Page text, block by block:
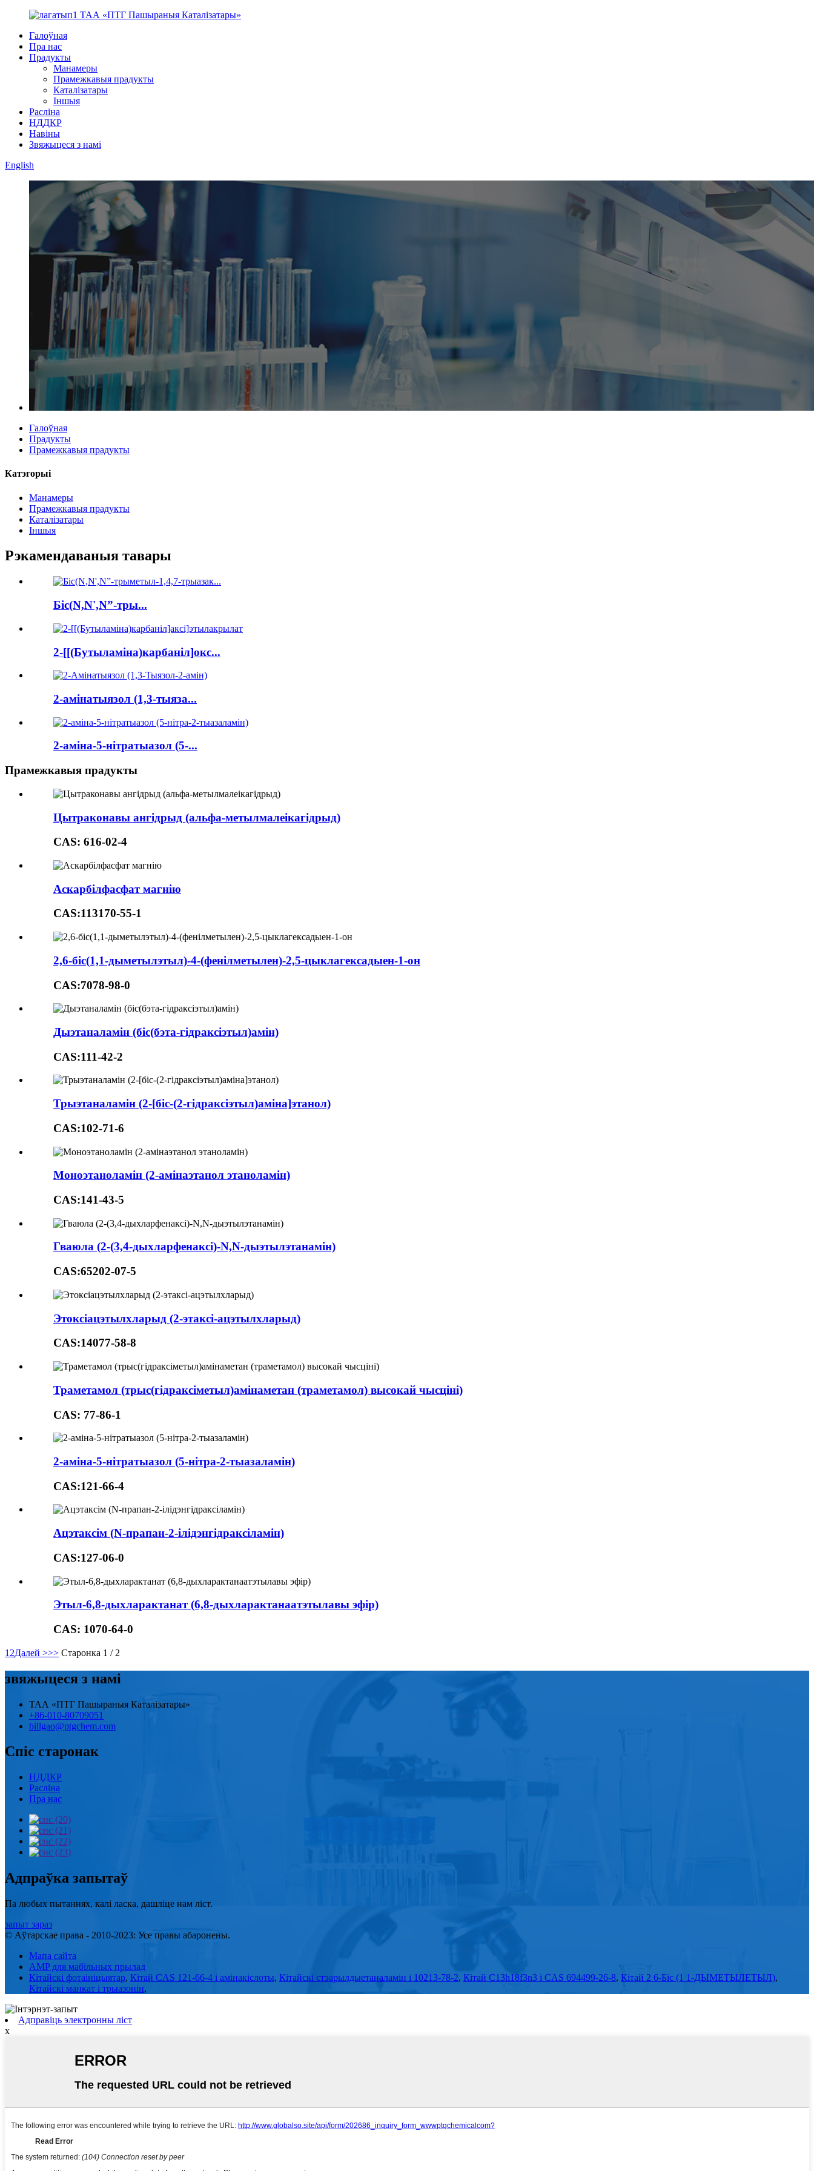
ТАА «ПТГ Пашыраныя Каталізатары»
Галоўная
Пра нас
Прадукты
Манамеры
Прамежкавыя прадукты
Каталізатары
Іншыя
Расліна
НДДКР
Навіны
Звяжыцеся з намі
English
Галоўная
Прадукты
Прамежкавыя прадукты
Катэгорыі
Манамеры
Прамежкавыя прадукты
Каталізатары
Іншыя
Рэкамендаваныя тавары
Біс(N,N',N”-тры...
2-[[(Бутыламіна)карбаніл]окс...
2-амінатыязол (1,3-тыяза...
2-аміна-5-нітратыазол (5-...
Прамежкавыя прадукты
Цытраконавы ангідрыд (альфа-метылмалеікагідрыд)
CAS: 616-02-4
Аскарбілфасфат магнію
CAS:113170-55-1
2,6-біс(1,1-дыметылэтыл)-4-(фенілметылен)-2,5-цыклагексадыен-1-он
CAS:7078-98-0
Дыэтаналамін (біс(бэта-гідраксіэтыл)амін)
CAS:111-42-2
Трыэтаналамін (2-[біс-(2-гідраксіэтыл)аміна]этанол)
CAS:102-71-6
Моноэтаноламін (2-амінаэтанол этаноламін)
CAS:141-43-5
Гваюла (2-(3,4-дыхларфенаксі)-N,N-дыэтылэтанамін)
CAS:65202-07-5
Этоксіацэтылхларыд (2-этаксі-ацэтылхларыд)
CAS:14077-58-8
Траметамол (трыс(гідраксіметыл)амінаметан (траметамол) высокай чысціні)
CAS: 77-86-1
2-аміна-5-нітратыазол (5-нітра-2-тыазаламін)
CAS:121-66-4
Ацэтаксім (N-прапан-2-ілідэнгідраксіламін)
CAS:127-06-0
Этыл-6,8-дыхларактанат (6,8-дыхларактанаатэтылавы эфір)
CAS: 1070-64-0
1 2Далей >>> Старонка 1 / 2
звяжыцеся з намі
ТАА «ПТГ Пашыраныя Каталізатары»
+86-010-80709051
billgao@ptgchem.com
Спіс старонак
НДДКР
Расліна
Пра нас
Адпраўка запытаў
Па любых пытаннях, калі ласка, дашліце нам ліст.
запыт зараз
© Аўтарскае права - 2010-2023: Усе правы абаронены.
Мапа сайта
AMP для мабільных прылад
Кітайскі фотаініцыятар, Кітай CAS 121-66-4 і амінакіслоты, Кітайскі стэарылдыетаналамін і 10213-78-2, Кітай C13h18f3n3 і CAS 694499-26-8, Кітай 2 6-Біс (1 1-ДЫМЕТЫЛЕТЫЛ),
Кітайскі манкат і трыазонін,
Адправіць электронны ліст
x